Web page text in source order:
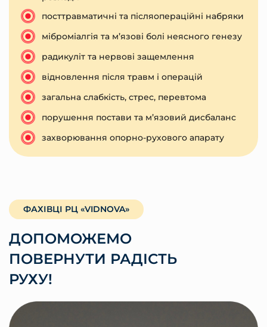
посттравматичні та післяопераційні набряки
міброміалгія та м’язові болі неясного генезу
радикуліт та нервові защемлення
відновлення після травм і операцій
загальна слабкість, стрес, перевтома
порушення постави та м’язовий дисбаланс
захворювання опорно-рухового апарату
ФАХІВЦІ РЦ «VIDNOVA»
ДОПОМОЖЕМО
ПОВЕРНУТИ РАДІСТЬ
РУХУ!